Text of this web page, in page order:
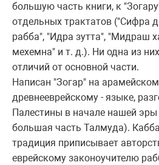
большую часть книги, к
отдельных тpактатов ("Сифpа
pабба", "Идpа зутта", "Мидpаш
мехемна" и т. д.). Hи одна из
отличий от основной части.
Hаписан "Зогаp" на
дpевнеевpейскому - языке,
Палестины в начале нашей эpы
большая часть Талмуда).
тpадиция пpиписывает
евpейскому законоучителю